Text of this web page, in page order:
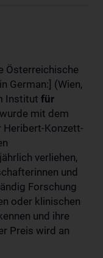
Österreichische
German:] (Wien,
Institut für
mit dem
Heribert-Konzett-
verliehen,
und
Forschung
oder klinischen
und ihre
Preis wird an